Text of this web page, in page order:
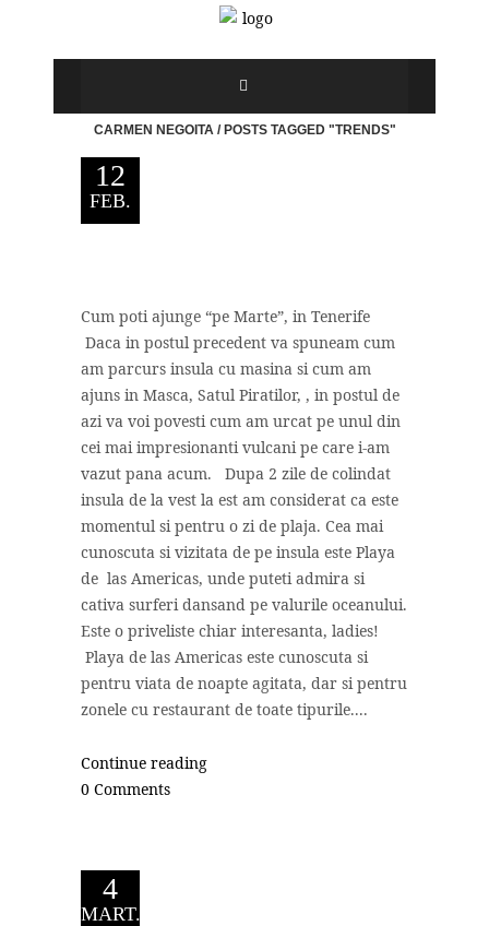
CARMEN NEGOITA /POSTS TAGGED "TRENDS"
12
FEB.
Cum poti ajunge “pe Marte”, in Tenerife
Daca in postul precedent va spuneam cum
am parcurs insula cu masina si cum am
ajuns in Masca, Satul Piratilor, , in postul de
azi va voi povesti cum am urcat pe unul din
cei mai impresionanti vulcani pe care i-am
vazut pana acum. Dupa 2 zile de colindat
insula de la vest la est am considerat ca este
momentul si pentru o zi de plaja. Cea mai
cunoscuta si vizitata de pe insula este Playa
de las Americas, unde puteti admira si
cativa surferi dansand pe valurile oceanului.
Este o priveliste chiar interesanta, ladies!
Playa de las Americas este cunoscuta si
pentru viata de noapte agitata, dar si pentru
zonele cu restaurant de toate tipurile....
Continue reading
0 Comments
4
MART.